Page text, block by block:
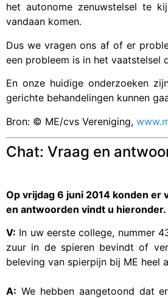
het autonome zenuwstelsel te
vandaan komen.
Dus we vragen ons af of er
een probleem is in het vaatstelsel
En onze huidige onderzoeken
gerichte behandelingen kunnen
Bron: © ME/cvs Vereniging,
Chat: Vraag en
Op vrijdag 6 juni 2014 konden er
en antwoorden vindt u hieronder.
V: In uw eerste college, nummer
zuur in de spieren bevindt of
beleving van spierpijn bij ME heel
A: We hebben aangetoond dat